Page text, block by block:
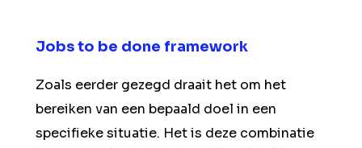
Jobs to be done framework
Zoals eerder gezegd draait het om het
bereiken van een bepaald doel in een
specifieke situatie. Het is deze combinatie